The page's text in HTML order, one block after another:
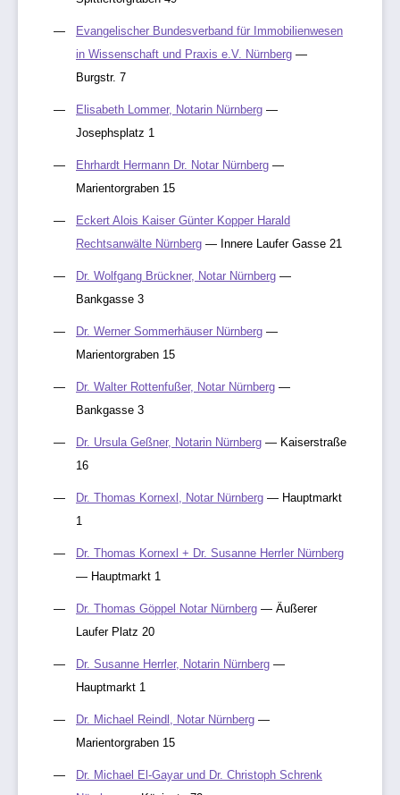
Evangelischer Bundesverband für Immobilienwesen
in Wissenschaft und Praxis e.V. Nürnberg —
Burgstr. 7
Elisabeth Lommer, Notarin Nürnberg —
Josephsplatz 1
Ehrhardt Hermann Dr. Notar Nürnberg —
Marientorgraben 15
Eckert Alois Kaiser Günter Kopper Harald
Rechtsanwälte Nürnberg — Innere Laufer Gasse 21
Dr. Wolfgang Brückner, Notar Nürnberg —
Bankgasse 3
Dr. Werner Sommerhäuser Nürnberg —
Marientorgraben 15
Dr. Walter Rottenfußer, Notar Nürnberg —
Bankgasse 3
Dr. Ursula Geßner, Notarin Nürnberg — Kaiserstraße
16
Dr. Thomas Kornexl, Notar Nürnberg — Hauptmarkt
1
Dr. Thomas Kornexl + Dr. Susanne Herrler Nürnberg
— Hauptmarkt 1
Dr. Thomas Göppel Notar Nürnberg — Äußerer
Laufer Platz 20
Dr. Susanne Herrler, Notarin Nürnberg —
Hauptmarkt 1
Dr. Michael Reindl, Notar Nürnberg —
Marientorgraben 15
Dr. Michael El-Gayar und Dr. Christoph Schrenk